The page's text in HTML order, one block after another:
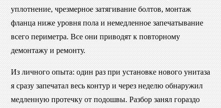
уплотнение, чрезмерное затягивание болтов, монтаж
фланца ниже уровня пола и немедленное запечатывание
всего периметра. Все они приводят к повторному
демонтажу и ремонту.
Из личного опыта: один раз при установке нового унитаза
я сразу запечатал весь контур и через неделю обнаружил
медленную протечку от подошвы. Разбор занял гораздо